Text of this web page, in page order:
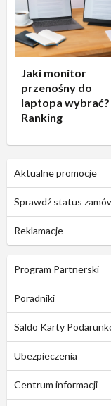
Jaki monitor
przenośny do
laptopa wybrać?
Ranking
Aktualne promocje
Sprawdź status
Reklamacje
Program Partnerski
Poradniki
Saldo Karty
Ubezpieczenia
Centrum informacji